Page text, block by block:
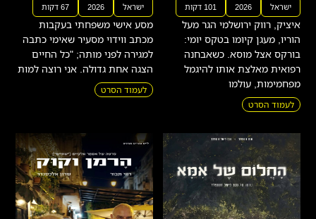
ישראל 2026 101 דקות
איציק, רווק ירושלמי הגר מעל
הוריו, מעגן קיומו בטקס יומי:
בורקס אצל מוסא. כשאבחנה
רפואית מאלצת אותו להיגמל
מפחמימות, עולמו
לעמוד הסרט
ישראל 2026 67 דקות
מסע אישי משפחתי בעקבות
מכתב ווידוי מסעיר שאימי כתבה
למגירה לפני מותה; "כל החיים
הצגה אחת גדולה. אני רוצה למות
לעמוד הסרט